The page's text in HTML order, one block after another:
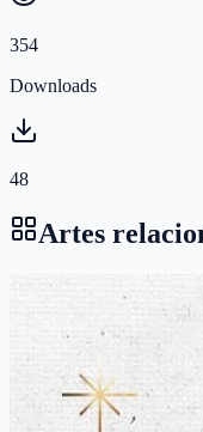
354
Downloads
48
Artes